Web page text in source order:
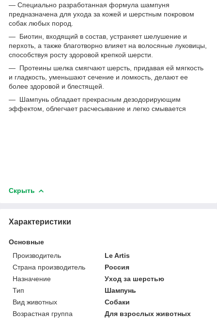
— Специально разработанная формула шампуня
предназначена для ухода за кожей и шерстным покровом
собак любых пород.
— Биотин, входящий в состав, устраняет шелушение и
перхоть, а также благотворно влияет на волосяные луковицы,
способствуя росту здоровой крепкой шерсти.
— Протеины шелка смягчают шерсть, придавая ей мягкость
и гладкость, уменьшают сечение и ломкость, делают ее
более здоровой и блестящей.
— Шампунь обладает прекрасным дезодорирующим
эффектом, облегчает расчесывание и легко смывается
Скрыть
Характеристики
Основные
Производитель
Le Artis
Страна производитель
Россия
Назначение
Уход за шерстью
Тип
Шампунь
Вид животных
Собаки
Возрастная группа
Для взрослых животных